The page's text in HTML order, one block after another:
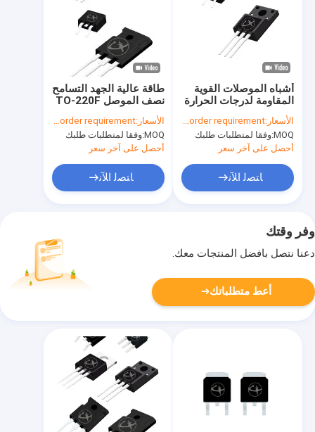
طاقة عالية الجهد التسامح
نصف الموصل TO-220F
لمحول الطاقة
الأسعار:According to your order requirement
MOQ: وفقا لمتطلبات طلبك
أحصل على آخر سعر
ﺎﺘﺼﻟ ﺍﻶﻧ
أشباه الموصلات القوية
المقاومة لدرجات الحرارة
العالية مع سعة التقاطع
المنخفضة
الأسعار:According to your order requirement
MOQ: وفقا لمتطلبات طلبك
أحصل على آخر سعر
ﺎﺘﺼﻟ ﺍﻶﻧ
وفر وقتك
دعنا نتصل بأفضل المنتجات معك.
أعط متطلباتك